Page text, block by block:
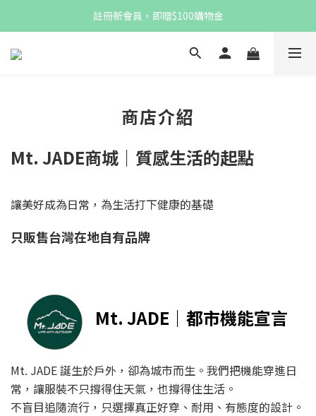
註冊新會員，即贈$100購物金
註冊新會員，即贈$100購物金
消費滿$1,000 享免運優惠
商店介紹
Mt. JADE商城｜質感生活的起點
讓美好成為日常，為生活打下健康的基礎
只販售台灣在地自有品牌
Mt. JADE ｜都市機能宣言
Mt. JADE 誕生於戶外，卻為城市而生。我們把機能穿進日
常，讓服裝不只撐得住天氣，也撐得住生活。
不盲目追隨流行，只選擇真正好穿、耐用、有態度的設計。